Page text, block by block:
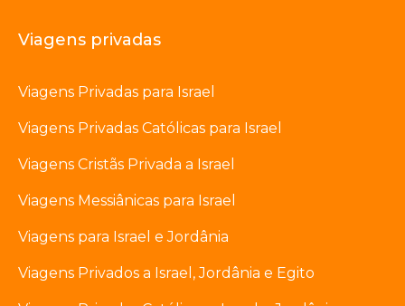
Viagens privadas
Viagens Privadas para Israel
Viagens Privadas Católicas para Israel
Viagens Cristãs Privada a Israel
Viagens Messiânicas para Israel
Viagens para Israel e Jordânia
Viagens Privados a Israel, Jordânia e Egito